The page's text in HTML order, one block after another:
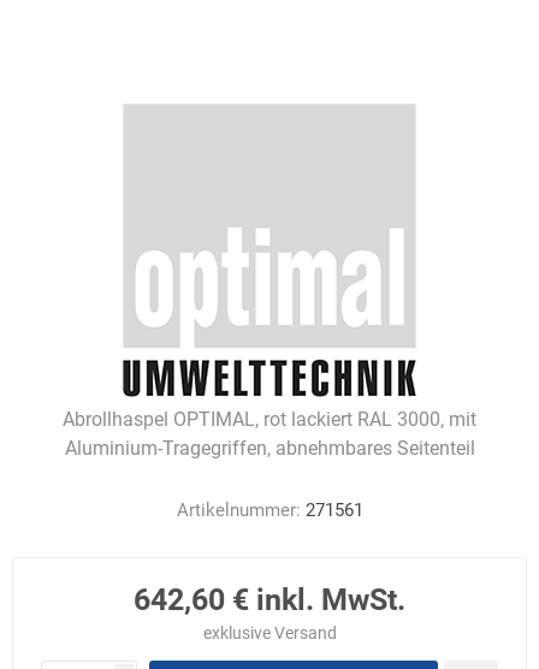
Abrollhaspel OPTIMAL, rot lackiert RAL 3000, mit
Aluminium-Tragegriffen, abnehmbares Seitenteil
Artikelnummer: 271561
642,60 € inkl. MwSt.
exklusiveVersand